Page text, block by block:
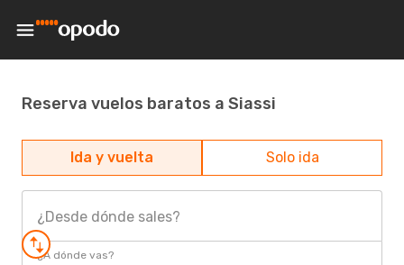
Reserva vuelos baratos a Siassi
Ida y vuelta Solo ida
¿Desde dónde sales?
¿A dónde vas?